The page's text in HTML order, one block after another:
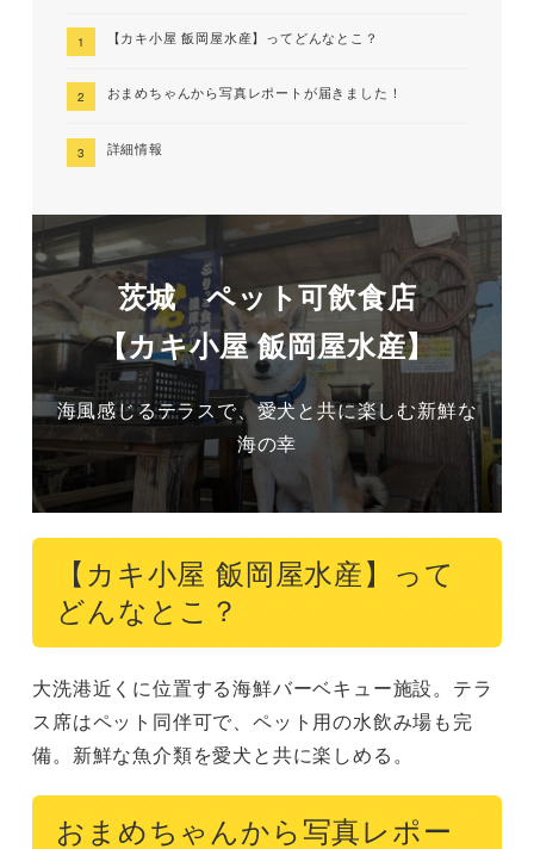
【カキ小屋 飯岡屋水産】ってどんなとこ？
おまめちゃんから写真レポートが届きました！
詳細情報
茨城 ペット可飲食店
【カキ小屋 飯岡屋水産】
海風感じるテラスで、愛犬と共に楽しむ新鮮な
海の幸
【カキ小屋 飯岡屋水産】って
どんなとこ？
大洗港近くに位置する海鮮バーベキュー施設。テラ
ス席はペット同伴可で、ペット用の水飲み場も完
備。新鮮な魚介類を愛犬と共に楽しめる。
おまめちゃんから写真レポー